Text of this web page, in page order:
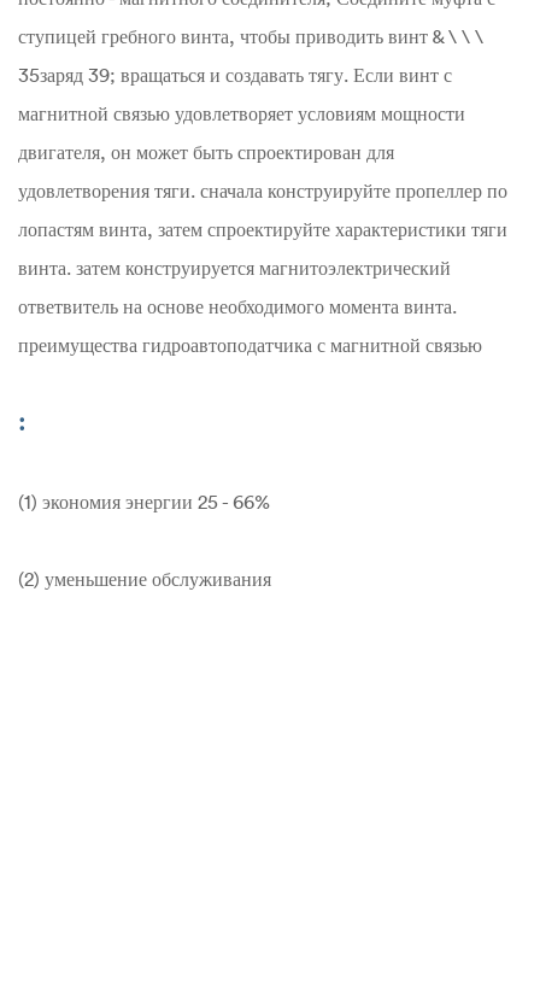
ступицей гребного винта, чтобы приводить винт & \ \ \
35заряд 39; вращаться и создавать тягу. Если винт с
магнитной связью удовлетворяет условиям мощности
двигателя, он может быть спроектирован для
удовлетворения тяги. сначала конструируйте пропеллер по
лопастям винта, затем спроектируйте характеристики тяги
винта. затем конструируется магнитоэлектрический
ответвитель на основе необходимого момента винта.
преимущества гидроавтоподатчика с магнитной связью
:
(1) экономия энергии 25 - 66%
(2) уменьшение обслуживания